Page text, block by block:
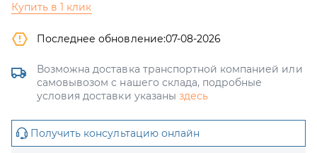
Купить в 1 клик
Последнее обновление:07-08-2026
Возможна доставка транспортной компанией или
самовывозом с нашего склада, подробные
условия доставки указаны здесь
Получить консультацию онлайн